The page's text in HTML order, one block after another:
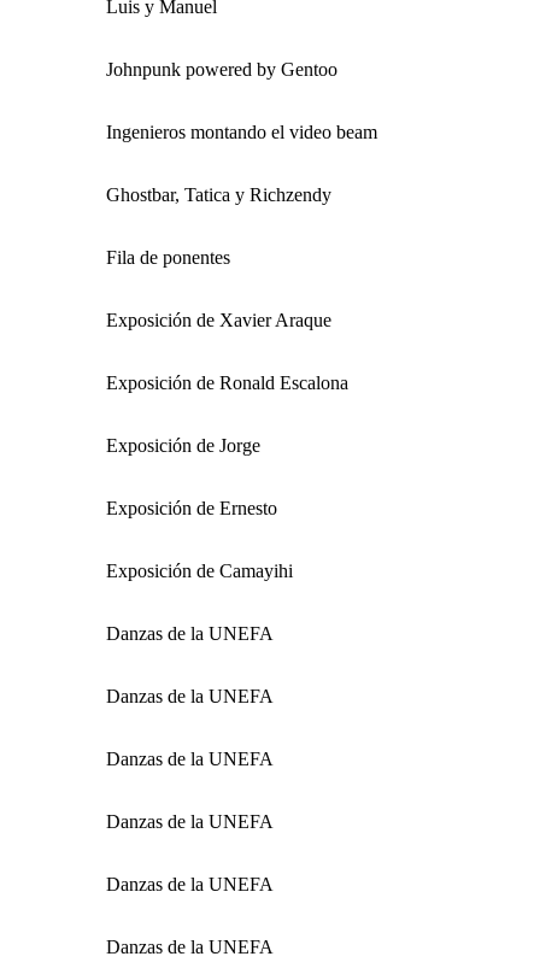
Luis y Manuel
Johnpunk powered by Gentoo
Ingenieros montando el video beam
Ghostbar, Tatica y Richzendy
Fila de ponentes
Exposición de Xavier Araque
Exposición de Ronald Escalona
Exposición de Jorge
Exposición de Ernesto
Exposición de Camayihi
Danzas de la UNEFA
Danzas de la UNEFA
Danzas de la UNEFA
Danzas de la UNEFA
Danzas de la UNEFA
Danzas de la UNEFA